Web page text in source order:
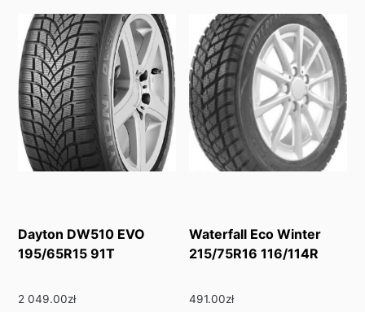
Dayton DW510 EVO
195/65R15 91T
2 049.00zł
Waterfall Eco Winter
215/75R16 116/114R
491.00zł